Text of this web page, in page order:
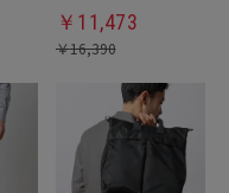
￥ 11,473
￥16,390